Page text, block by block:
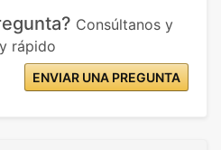
Consúltanos y
rápido
ENVIAR UNA PREGUNTA